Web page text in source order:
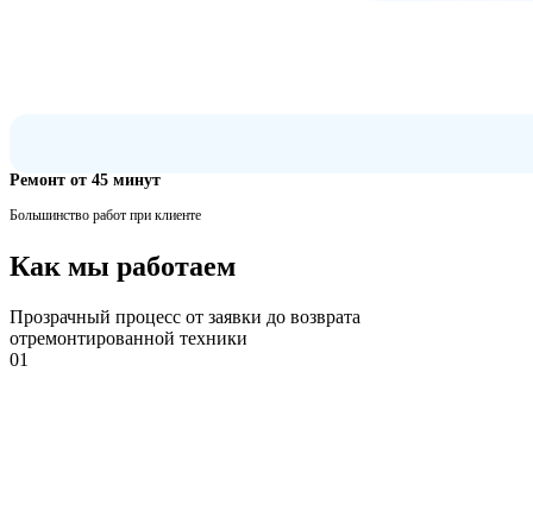
Ремонт от 45 минут
Большинство работ при клиенте
Как мы работаем
Прозрачный процесс от заявки до возврата
отремонтированной техники
01